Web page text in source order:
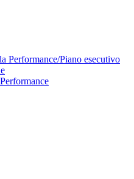
Performance/Piano esecutivo